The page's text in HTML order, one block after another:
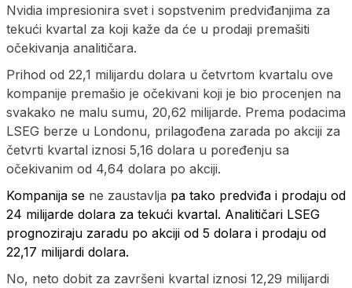
Nvidia impresionira svet i sopstvenim predviđanjima za
tekući kvartal za koji kaže da će u prodaji premašiti
očekivanja analitičara.
Prihod od 22,1 milijardu dolara u četvrtom kvartalu ove
kompanije premašio je očekivani koji je bio procenjen na
svakako ne malu sumu, 20,62 milijarde. Prema podacima
LSEG berze u Londonu, prilagođena zarada po akciji za
četvrti kvartal iznosi 5,16 dolara u poređenju sa
očekivanim od 4,64 dolara po akciji.
Kompanija se ne zaustavlja pa tako predviđa i prodaju od
24 milijarde dolara za tekući kvartal. Analitičari LSEG
prognoziraju zaradu po akciji od 5 dolara i prodaju od
22,17 milijardi dolara.
No, neto dobit za završeni kvartal iznosi 12,29 milijardi